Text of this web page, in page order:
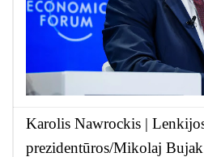
Karolis Nawrockis |
prezidentūros/Mikolaj